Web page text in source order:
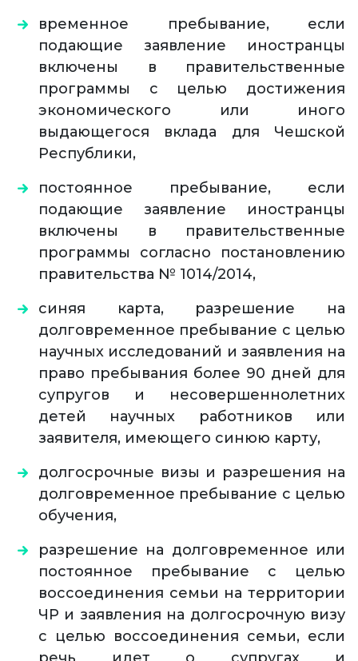
временное пребывание, если
подающие заявление иностранцы
включены в правительственные
программы с целью достижения
экономического или иного
выдающегося вклада для Чешской
Республики,
постоянное пребывание, если
подающие заявление иностранцы
включены в правительственные
программы согласно постановлению
правительства № 1014/2014,
синяя карта, разрешение на
долговременное пребывание с целью
научных исследований и заявления на
право пребывания более 90 дней для
супругов и несовершеннолетних
детей научных работников или
заявителя, имеющего синюю карту,
долгосрочные визы и разрешения на
долговременное пребывание с целью
обучения,
разрешение на долговременное или
постоянное пребывание с целью
воссоединения семьи на территории
ЧР и заявления на долгосрочную визу
с целью воссоединения семьи, если